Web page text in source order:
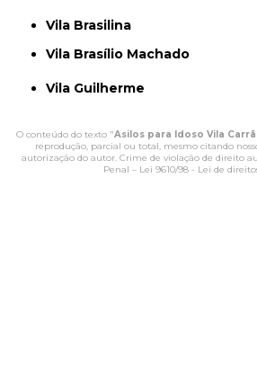
Vila Brasilina
Vila Brasílio Machado
Vila Guilherme
O conteúdo do texto "Asilos para Idoso Vila
reprodução, parcial ou total, mesmo citando
autorização do autor. Crime de violação de direito
Penal – Lei 9610/98 - Lei de